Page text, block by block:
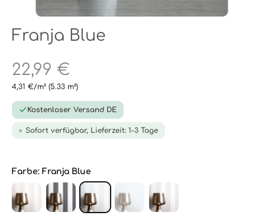
Franja Blue
22,99 €
4,31 €/m² (5.33 m²)
Kostenloser Versand DE
Sofort verfügbar, Lieferzeit: 1-3 Tage
Farbe: Franja Blue